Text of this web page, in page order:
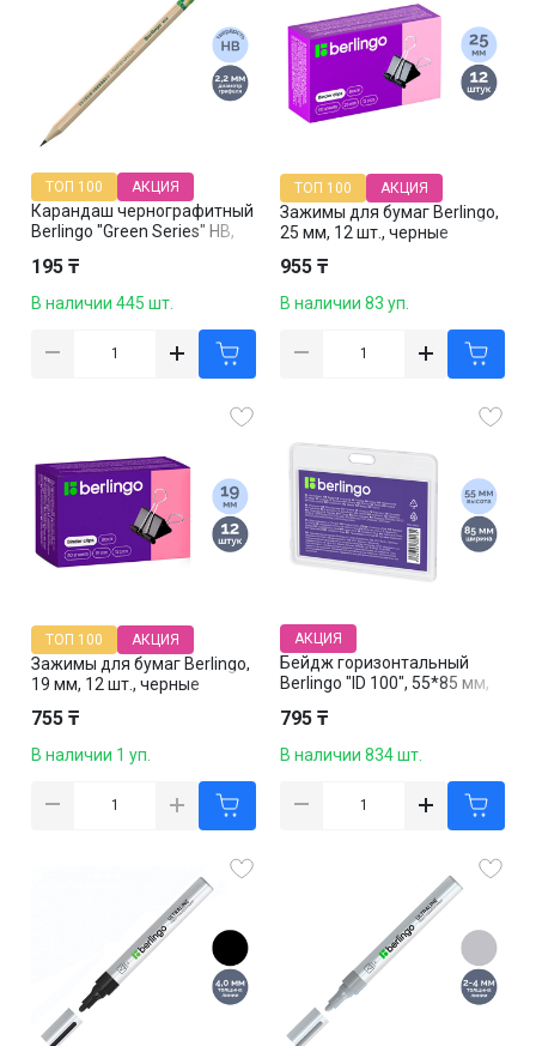
Карандаш чернографитный
Berlingo "Green Series" HB,
ластика, цена за штуку
ТОП 100 АКЦИЯ
195 ₸
В наличии 445 шт.
Зажимы для бумаг Berlingo,
25 мм, 12 шт., черные
ТОП 100 АКЦИЯ
955 ₸
В наличии 83 уп.
Зажимы для бумаг Berlingo,
19 мм, 12 шт., черные
ТОП 100 АКЦИЯ
755 ₸
В наличии 1 уп.
Бейдж горизонтальный
Berlingo "ID 100", 55*85 мм,
АКЦИЯ
795 ₸
В наличии 834 шт.